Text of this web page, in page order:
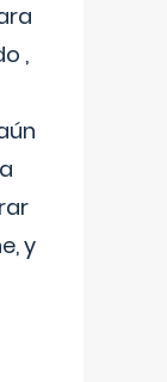
,
y